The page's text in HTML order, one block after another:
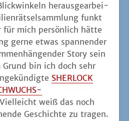
her­aus­ge­ar­bei­
funk­t
für mich per­sön­lich hät­te
ger­ne etwas span­nen­der
Sto­ry sein
bin ich doch sehr
SHERLOCK
weiß das noch
Geschich­te zu tragen.